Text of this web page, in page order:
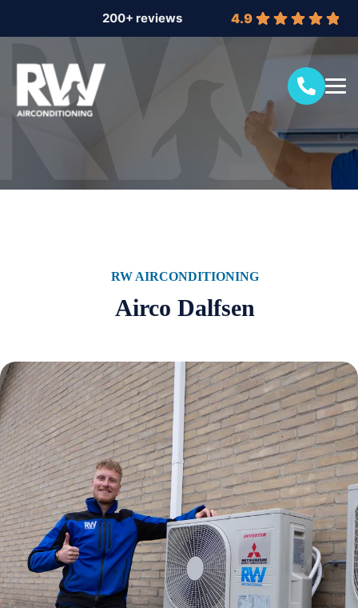
4.9
RW AIRCONDITIONING
Airco Dalfsen